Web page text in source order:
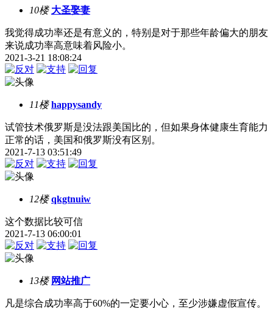
10楼 大圣娶妻
我觉得成功率还是有意义的，特别是对于那些年龄偏大的朋友
来说成功率高意味着风险小。
2021-3-21 18:08:24
11楼 happysandy
试管技术俄罗斯是没法跟美国比的，但如果身体健康生育能力
正常的话，美国和俄罗斯没有区别。
2021-7-13 03:51:49
12楼 qkgtnuiw
这个数据比较可信
2021-7-13 06:00:01
13楼 网站推广
凡是综合成功率高于60%的一定要小心，至少涉嫌虚假宣传。